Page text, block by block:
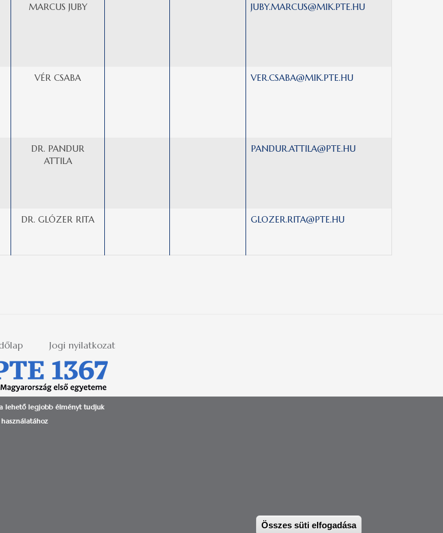
MARCUS JUBY JUBY.MARCUS@MIK.PTE.HU
VÉR CSABA VER.CSABA@MIK.PTE.HU
DR. PANDUR
ATTILA
PANDUR.ATTILA@PTE.HU
DR. GLÓZER RITA GLOZER.RITA@PTE.HU
Jogi nyilatkozat
| H-7622 PÉCS, VASVÁRI PÁL UTCA 4. | +36-72/501-500 (ext.: 12417) |
Kancellária - IIG - Alkalmazás- és Szolgáltatásfejlesztési Osztály
lehető legjobb élményt tudjuk
Összes süti elfogadása